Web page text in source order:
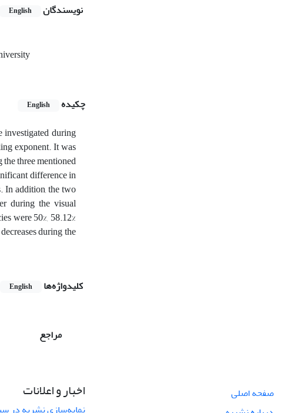
نویسندگان English
چکیده
English
investigated during
exponent. It was
three mentioned
difference in
In addition, the two
during the visual
were 50%, 58.12%
during the
کلیدواژه‌ها English
مراجع
صفحه اصلی
اخبار و اعلانات
نمایه‌سازی نشریه در